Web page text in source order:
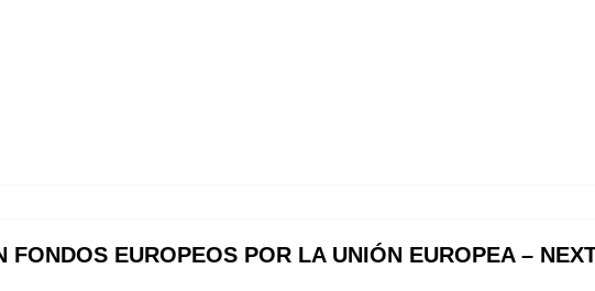
FONDOS EUROPEOS POR LA UNIÓN EUROPEA –